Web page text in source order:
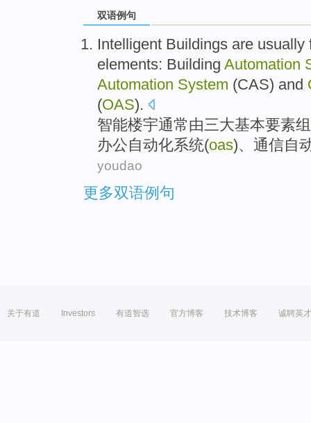
双语例句
Intelligent Buildings are usually
elements: Building Automation
Automation System (CAS) and
(OAS).
智能楼宇通常由三大基本要素
办公自动化系统(oas)、 通信自
youdao
更多双语例句
关于有道 Investors 有道智选 官方博客 技术博客 诚聘英才